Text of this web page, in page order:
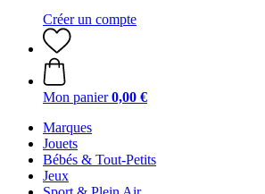
Créer un compte
Mon panier 0,00 €
Marques
Jouets
Bébés & Tout-Petits
Jeux